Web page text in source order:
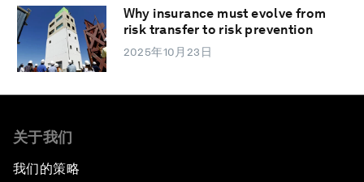
Why insurance must evolve from
risk transfer to risk prevention
2025年10月23日
关于我们
我们的策略